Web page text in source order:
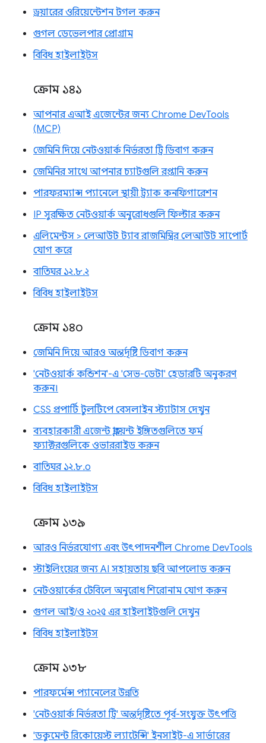
ড্রয়ারের ওরিয়েন্টেশন টগল করুন
গুগল ডেভেলপার প্রোগ্রাম
বিবিধ হাইলাইটস
ক্রোম ১৪১
আপনার এআই এজেন্টের জন্য Chrome DevTools
(MCP)
জেমিনি দিয়ে নেটওয়ার্ক নির্ভরতা ট্রি ডিবাগ করুন
জেমিনির সাথে আপনার চ্যাটগুলি রপ্তানি করুন
পারফরম্যান্স প্যানেলে স্থায়ী ট্র্যাক কনফিগারেশন
IP সুরক্ষিত নেটওয়ার্ক অনুরোধগুলি ফিল্টার করুন
এলিমেন্টস > লেআউট ট্যাব রাজমিস্ত্রির লেআউট সাপোর্ট
যোগ করে
বাতিঘর ১২.৮.২
বিবিধ হাইলাইটস
ক্রোম ১৪০
জেমিনি দিয়ে আরও অন্তর্দৃষ্টি ডিবাগ করুন
'নেটওয়ার্ক কন্ডিশন'-এ 'সেভ-ডেটা' হেডারটি অনুকরণ
করুন।
CSS প্রপার্টি টুলটিপে বেসলাইন স্ট্যাটাস দেখুন
ব্যবহারকারী এজেন্ট ক্লায়েন্ট ইঙ্গিতগুলিতে ফর্ম
ফ্যাক্টরগুলিকে ওভাররাইড করুন
বাতিঘর ১২.৮.০
বিবিধ হাইলাইটস
ক্রোম ১৩৯
আরও নির্ভরযোগ্য এবং উৎপাদনশীল Chrome DevTools
স্টাইলিংয়ের জন্য AI সহায়তায় ছবি আপলোড করুন
নেটওয়ার্কের টেবিলে অনুরোধ শিরোনাম যোগ করুন
গুগল আই/ও ২০২৫ এর হাইলাইটগুলি দেখুন
বিবিধ হাইলাইটস
ক্রোম ১৩৮
পারফর্মেন্স প্যানেলের উন্নতি
'নেটওয়ার্ক নির্ভরতা ট্রি' অন্তর্দৃষ্টিতে পূর্ব-সংযুক্ত উৎপত্তি
'ডকুমেন্ট রিকোয়েস্ট ল্যাটেন্সি' ইনসাইট-এ সার্ভারের